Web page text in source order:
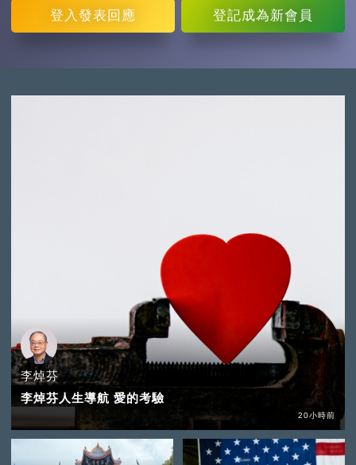
登入 發表回應 登記成為新會員
李焯芬
李焯芬人生導航 愛的考驗
20小時前